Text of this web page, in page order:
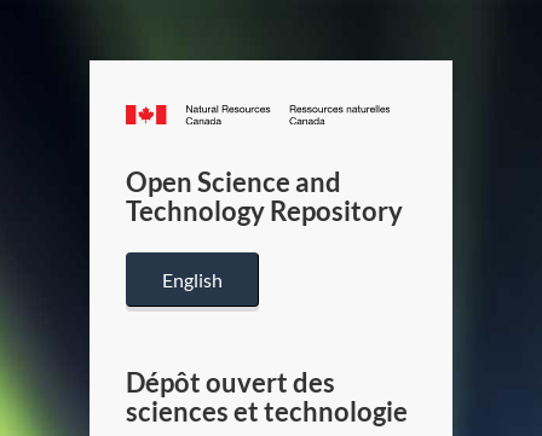
Canada.ca
/
Canada
Open Science and
Technology Repository
English
Dépôt ouvert des
sciences et technologie